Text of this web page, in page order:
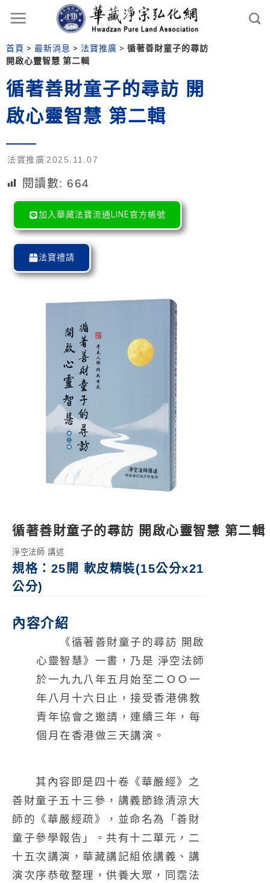
首頁 > 最新消息 > 法寶推廣 > 循著善財童子的尋訪
開啟心靈智慧 第二輯
循著善財童子的尋訪 開
啟心靈智慧 第二輯
法寶推廣 2025.11.07
閱讀數: 664
加入華藏法寶流通LINE官方帳號
法寶禮請
循著善財童子的尋訪 開啟心靈智慧 第二輯
淨空法師 講述
規格：25 開 軟皮精裝(15公分x21
公分)
內容介紹
《循著善財童子的尋訪 開啟
心靈智慧》一書，乃是 淨空法師
於一九九八年五月始至二ＯＯ一
年八月十六日止，接受香港佛教
青年協會之邀請，連續三年，每
個月在香港做三天講演。
其內容即是四十卷《華嚴經》之
善財童子五十三參，講義節錄清涼大
師的《華嚴經疏》，並命名為「善財
童子參學報告」。 共有十二單元，二
十五次講演，華藏講記組依講義、講
演次序恭敬整理，供養大眾，同霑法